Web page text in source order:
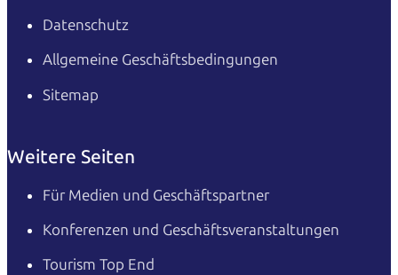
Datenschutz
Allgemeine Geschäftsbedingungen
Sitemap
Weitere Seiten
Für Medien und Geschäftspartner
Konferenzen und Geschäftsveranstaltungen
Tourism Top End